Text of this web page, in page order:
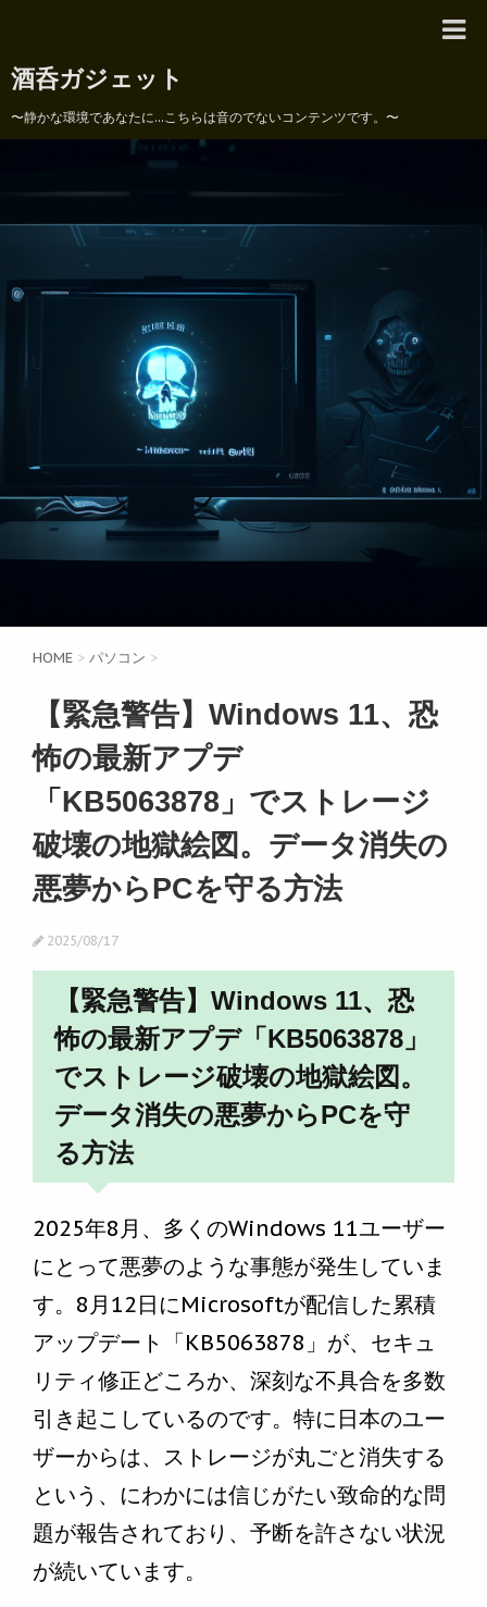
酒呑ガジェット
〜静かな環境であなたに...こちらは音のでないコンテンツです。〜
HOME > パソコン >
【緊急警告】Windows 11、恐
怖の最新アプデ
「KB5063878」でストレージ
破壊の地獄絵図。データ消失の
悪夢からPCを守る方法
2025/08/17
【緊急警告】Windows 11、恐
怖の最新アプデ「KB5063878」
でストレージ破壊の地獄絵図。
データ消失の悪夢からPCを守
る方法
2025年8月、多くのWindows 11ユーザー
にとって悪夢のような事態が発生していま
す。8月12日にMicrosoftが配信した累積
アップデート「KB5063878」が、セキュ
リティ修正どころか、深刻な不具合を多数
引き起こしているのです。特に日本のユー
ザーからは、ストレージが丸ごと消失する
という、にわかには信じがたい致命的な問
題が報告されており、予断を許さない状況
が続いています。